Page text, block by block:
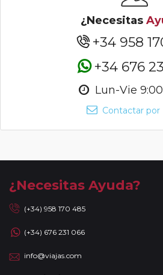
¿Necesitas
+34 958
+34 676
Lun-Vie
Contactar por
¿Necesitas Ayuda?
(+34) 958 170 485
(+34) 676 231 066
info@viajas.com